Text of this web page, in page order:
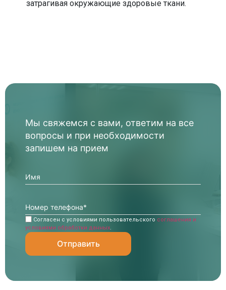
затрагивая окружающие здоровые ткани.
Мы свяжемся с вами, ответим на все
вопросы и при необходимости
запишем на прием
Согласен с условиями пользовательского соглашения и
условиями обработки данных.